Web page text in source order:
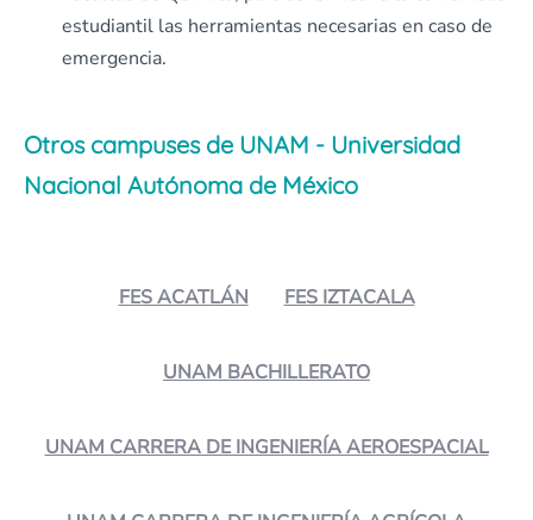
estudiantil las herramientas necesarias en caso de
emergencia.
Otros campuses de UNAM - Universidad
Nacional Autónoma de México
FES ACATLÁN FES IZTACALA
UNAM BACHILLERATO
UNAM CARRERA DE INGENIERÍA AEROESPACIAL